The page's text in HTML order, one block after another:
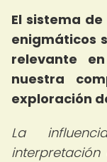
El sistema
enigmáticos
relevante
nuestra
exploración
La